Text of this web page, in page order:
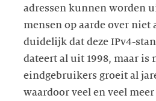
adressen kunnen worden
mensen op aarde over
duidelijk dat deze IPv4-
dateert al uit 1998, maar is
eindgebruikers groeit al
waardoor veel en veel